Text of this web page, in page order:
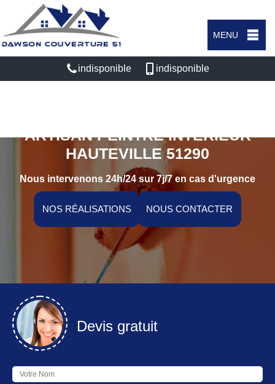
MENU
indisponible indisponible
ARTISAN PEINTRE INTÉRIEUR
HAUTEVILLE 51290
Nous intervenons 24h/24 sur 7j/7 en cas d'urgence
NOS RÉALISATIONS NOUS CONTACTER
Devis gratuit